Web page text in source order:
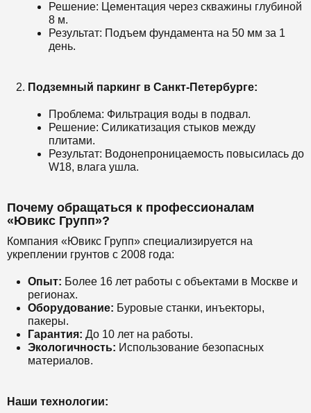
Решение: Цементация через скважины глубиной
8 м.
Результат: Подъем фундамента на 50 мм за 1
день.
Подземный паркинг в Санкт-Петербурге:
Проблема: Фильтрация воды в подвал.
Решение: Силикатизация стыков между
плитами.
Результат: Водонепроницаемость повысилась до
W18, влага ушла.
Почему обращаться к профессионалам
«Ювикс Групп»?
Компания «Ювикс Групп» специализируется на
укреплении грунтов с 2008 года:
Опыт: Более 16 лет работы с объектами в Москве и
регионах.
Оборудование: Буровые станки, инъекторы,
пакеры.
Гарантия: До 10 лет на работы.
Экологичность: Использование безопасных
материалов.
Наши технологии: